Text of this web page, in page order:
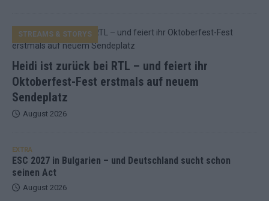
Heidi ist zurück bei RTL – und feiert ihr
Oktoberfest-Fest erstmals auf neuem
Sendeplatz
STREAMS & STORYS
August 2026
EXTRA
ESC 2027 in Bulgarien – und Deutschland sucht schon
seinen Act
August 2026